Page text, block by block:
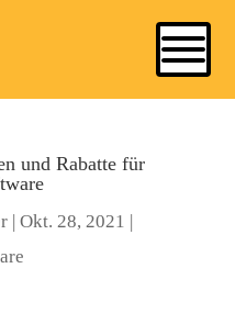
und Rabatte für
|Okt. 28, 2021 |